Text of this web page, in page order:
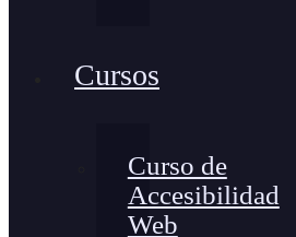
Cursos
Curso de
Accesibilidad
Web